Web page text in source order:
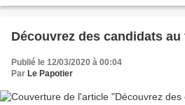
Découvrez des candidats
Publié le 12/03/2020 à 00:04
Par Le Papotier